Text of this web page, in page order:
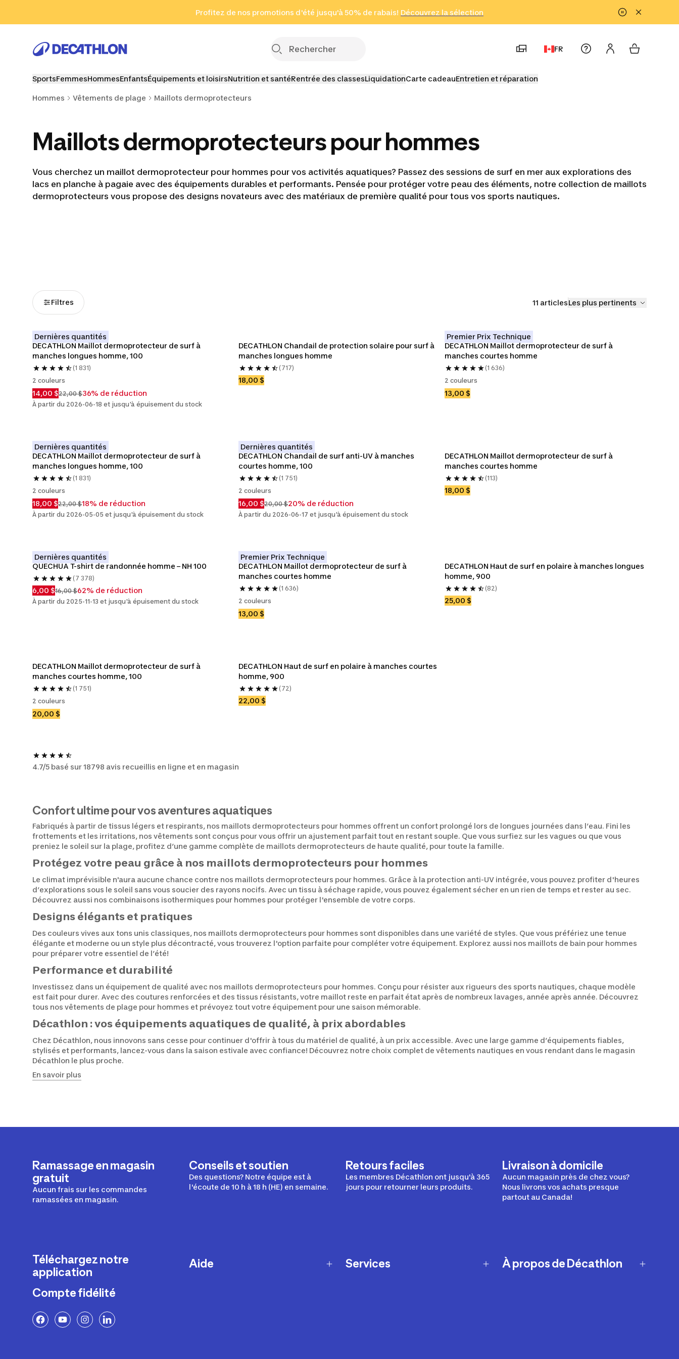
Aller au pied de page
Profitez de nos promotions d'été jusqu'à 50% de rabais! Découvrez la sélection
Cliquez ici
en seulement 2 h!
(Zones sélectionnées)
FR
SportsFemmesHommesEnfantsÉquipements et loisirsNutrition et santéRentrée des classesLiquidationCarte cadeauEntretien et réparation
Hommes Vêtements de plage Maillots dermoprotecteurs
Maillots dermoprotecteurs pour hommes
Vous cherchez un maillot dermoprotecteur pour hommes pour vos activités aquatiques? Passez des sessions de surf en mer aux explorations des
lacs en planche à pagaie avec des équipements durables et performants. Pensée pour protéger votre peau des éléments, notre collection de maillots
dermoprotecteurs vous propose des designs novateurs avec des matériaux de première qualité pour tous vos sports nautiques.
Filtres 11 articlesLes plus pertinents
Dernières quantités
DECATHLON Maillot dermoprotecteur de surf à
manches longues homme, 100
(1 831)
2 couleurs
14,00 $22,00 $36% de réduction
À partir du 2026-06-18 et jusqu'à épuisement du stock
DECATHLON Chandail de protection solaire pour surf à
manches longues homme
(717)
18,00 $
Premier Prix Technique
DECATHLON Maillot dermoprotecteur de surf à
manches courtes homme
(1 636)
2 couleurs
13,00 $
Dernières quantités
DECATHLON Maillot dermoprotecteur de surf à
manches longues homme, 100
(1 831)
2 couleurs
18,00 $22,00 $18% de réduction
À partir du 2026-05-05 et jusqu'à épuisement du stock
Dernières quantités
DECATHLON Chandail de surf anti-UV à manches
courtes homme, 100
(1 751)
2 couleurs
16,00 $20,00 $20% de réduction
À partir du 2026-06-17 et jusqu'à épuisement du stock
DECATHLON Maillot dermoprotecteur de surf à
manches courtes homme
(113)
18,00 $
Dernières quantités
QUECHUA T-shirt de randonnée homme – NH 100
(7 378)
6,00 $16,00 $62% de réduction
À partir du 2025-11-13 et jusqu'à épuisement du stock
Premier Prix Technique
DECATHLON Maillot dermoprotecteur de surf à
manches courtes homme
(1 636)
2 couleurs
13,00 $
DECATHLON Haut de surf en polaire à manches longues
homme, 900
(82)
25,00 $
DECATHLON Maillot dermoprotecteur de surf à
manches courtes homme, 100
(1 751)
2 couleurs
20,00 $
DECATHLON Haut de surf en polaire à manches courtes
homme, 900
(72)
22,00 $
4.7/5 basé sur 18798 avis recueillis en ligne et en magasin
Confort ultime pour vos aventures aquatiques
Fabriqués à partir de tissus légers et respirants, nos maillots dermoprotecteurs pour hommes offrent un confort prolongé lors de longues journées dans l’eau. Fini les
frottements et les irritations, nos vêtements sont conçus pour vous offrir un ajustement parfait tout en restant souple. Que vous surfiez sur les vagues ou que vous
preniez le soleil sur la plage, profitez d’une gamme complète de maillots dermoprotecteurs de haute qualité, pour toute la famille.
Protégez votre peau grâce à nos maillots dermoprotecteurs pour hommes
Le climat imprévisible n'aura aucune chance contre nos maillots dermoprotecteurs pour hommes. Grâce à la protection anti-UV intégrée, vous pouvez profiter d'heures
d’explorations sous le soleil sans vous soucier des rayons nocifs. Avec un tissu à séchage rapide, vous pouvez également sécher en un rien de temps et rester au sec.
Découvrez aussi nos combinaisons isothermiques pour hommes pour protéger l'ensemble de votre corps.
Designs élégants et pratiques
Des couleurs vives aux tons unis classiques, nos maillots dermoprotecteurs pour hommes sont disponibles dans une variété de styles. Que vous préfériez une tenue
élégante et moderne ou un style plus décontracté, vous trouverez l'option parfaite pour compléter votre équipement. Explorez aussi nos maillots de bain pour hommes
pour préparer votre essentiel de l’été!
Performance et durabilité
Investissez dans un équipement de qualité avec nos maillots dermoprotecteurs pour hommes. Conçu pour résister aux rigueurs des sports nautiques, chaque modèle
est fait pour durer. Avec des coutures renforcées et des tissus résistants, votre maillot reste en parfait état après de nombreux lavages, année après année. Découvrez
tous nos vêtements de plage pour hommes et prévoyez tout votre équipement pour une saison mémorable.
Décathlon : vos équipements aquatiques de qualité, à prix abordables
Chez Décathlon, nous innovons sans cesse pour continuer d'offrir à tous du matériel de qualité, à un prix accessible. Avec une large gamme d’équipements fiables,
stylisés et performants, lancez-vous dans la saison estivale avec confiance! Découvrez notre choix complet de vêtements nautiques en vous rendant dans le magasin
Décathlon le plus proche.
En savoir plus
Ramassage en magasin
gratuit
Aucun frais sur les commandes
ramassées en magasin.
Conseils et soutien
Des questions? Notre équipe est à
l'écoute de 10 h à 18 h (HE) en semaine.
Retours faciles
Les membres Décathlon ont jusqu'à 365
jours pour retourner leurs produits.
Livraison à domicile
Aucun magasin près de chez vous?
Nous livrons vos achats presque
partout au Canada!
Téléchargez notre
application
Compte fidélité
Aide Services À propos de Décathlon